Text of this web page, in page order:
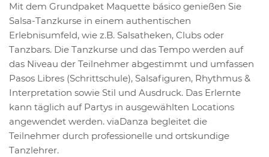
Mit dem Grundpaket Maquette básico genießen Sie
Salsa-Tanzkurse in einem authentischen
Erlebnisumfeld, wie z.B. Salsatheken, Clubs oder
Tanzbars. Die Tanzkurse und das Tempo werden auf
das Niveau der Teilnehmer abgestimmt und umfassen
Pasos Libres (Schrittschule), Salsafiguren, Rhythmus &
Interpretation sowie Stil und Ausdruck. Das Erlernte
kann täglich auf Partys in ausgewählten Locations
angewendet werden. viaDanza begleitet die
Teilnehmer durch professionelle und ortskundige
Tanzlehrer.